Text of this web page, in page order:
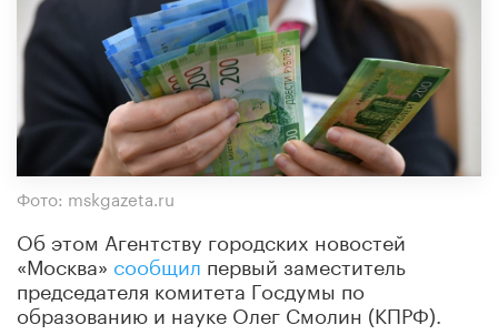
Фото: mskgazeta.ru
Об этом Агентству городских новостей
«Москва» сообщил первый заместитель
председателя комитета Госдумы по
образованию и науке Олег Смолин (КПРФ).